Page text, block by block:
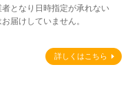
となり日時指定が承れない
届けしていません。
詳しくはこちら